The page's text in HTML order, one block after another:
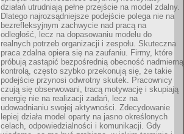
działań utrudniają pełne przejście na model zdalny.
Dlatego najrozsądniejsze podejście polega nie na
bezrefleksyjnym zachwycie nad pracą na
odległość, lecz na dopasowaniu modelu do
realnych potrzeb organizacji i zespołu. Skuteczna
praca zdalna opiera się na zaufaniu. Firmy, które
próbują zastąpić bezpośrednią obecność nadmierną
kontrolą, często szybko przekonują się, że takie
podejście przynosi odwrotny skutek. Pracownicy
czują się obserwowani, tracą motywację i skupiają
energię nie na realizacji zadań, lecz na
udowadnianiu swojej aktywności. Zdecydowanie
lepiej działa model oparty na jasno określonych
celach, odpowiedzialności i komunikacji. Gdy